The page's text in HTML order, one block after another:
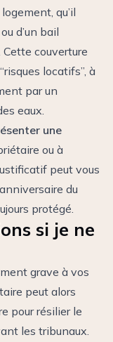
qu’il
d’un bail
. Cette couverture
locatifs”, à
par un
eaux.
une
ou à
peut vous
du
protégé.
si je ne
grave à vos
peut alors
pour résilier le
les tribunaux.